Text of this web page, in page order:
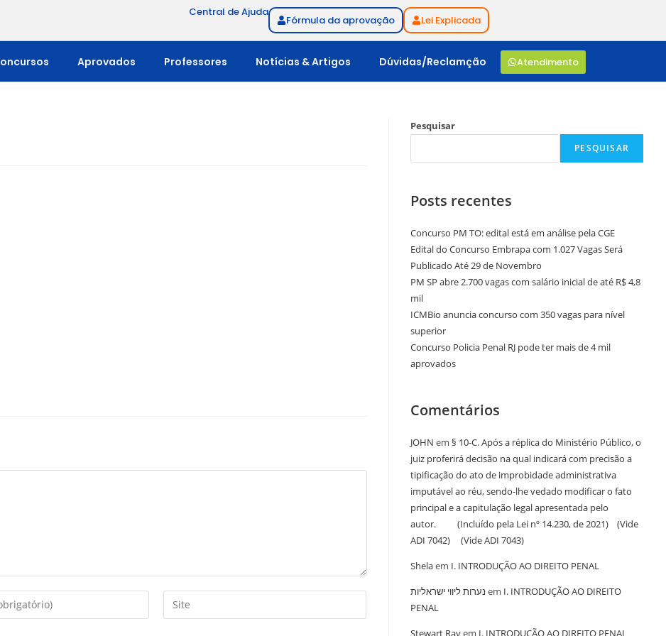
Central de Ajuda
Fórmula da aprovação Lei Explicada
Aprovados Professores Notícias & Artigos Dúvidas/Reclamção Atendimento
Pesquisar
PESQUISAR
Posts recentes
Concurso PM TO: edital está em análise pela CGE
Edital do Concurso Embrapa com 1.027 Vagas Será
Publicado Até 29 de Novembro
PM SP abre 2.700 vagas com salário inicial de até R$ 4,8
mil
ICMBio anuncia concurso com 350 vagas para nível
superior
Concurso Policia Penal RJ pode ter mais de 4 mil
aprovados
Comentários
JOHN em § 10-C. Após a réplica do Ministério Público, o
juiz proferirá decisão na qual indicará com precisão a
tipificação do ato de improbidade administrativa
imputável ao réu, sendo-lhe vedado modificar o fato
principal e a capitulação legal apresentada pelo
autor. (Incluído pela Lei nº 14.230, de 2021) (Vide
ADI 7042) (Vide ADI 7043)
Shelaem I. INTRODUÇÃO AO DIREITO PENAL
נערות ליווי ישראליות em I. INTRODUÇÃO AO DIREITO
PENAL
Stewart Rayem I. INTRODUÇÃO AO DIREITO PENAL